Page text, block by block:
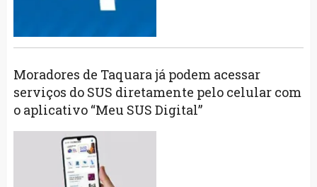
Moradores de Taquara já podem acessar
serviços do SUS diretamente pelo celular com
o aplicativo “Meu SUS Digital”